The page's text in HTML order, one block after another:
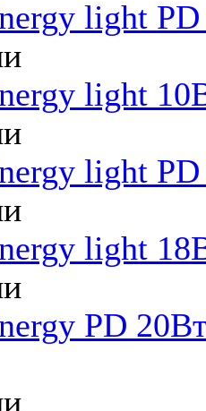
light
light
light
light
PD